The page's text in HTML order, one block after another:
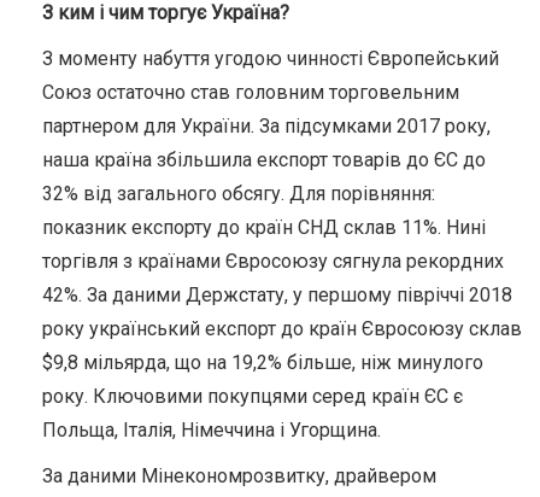
З ким і чим торгує Україна?
З моменту набуття угодою чинності Європейський
Союз остаточно став головним торговельним
партнером для України. За підсумками 2017 року,
наша країна збільшила експорт товарів до ЄС до
32% від загального обсягу. Для порівняння:
показник експорту до країн СНД склав 11%. Нині
торгівля з країнами Євросоюзу сягнула рекордних
42%. За даними Держстату, у першому півріччі 2018
року український експорт до країн Євросоюзу склав
$9,8 мільярда, що на 19,2% більше, ніж минулого
року. Ключовими покупцями серед країн ЄС є
Польща, Італія, Німеччина і Угорщина.
За даними Мінекономрозвитку, драйвером